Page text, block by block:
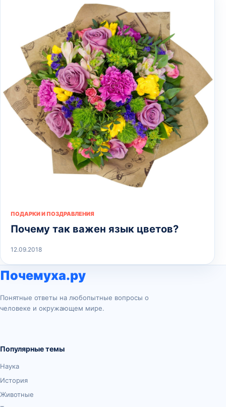
ПОДАРКИ И ПОЗДРАВЛЕНИЯ
Почему так важен язык цветов?
12.09.2018
Почемуха.ру
Понятные ответы на любопытные вопросы о
человеке и окружающем мире.
Популярные темы
Наука
История
Животные